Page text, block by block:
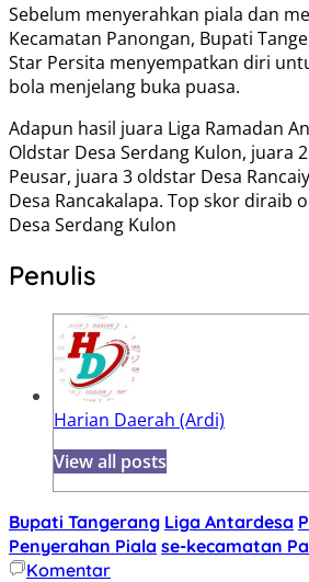
Sebelum menyerahkan piala dan
Kecamatan Panongan, Bupati
Star Persita menyempatkan diri
bola menjelang buka puasa.
Adapun hasil juara Liga Ramadan
Oldstar Desa Serdang Kulon, juara
Peusar, juara 3 oldstar Desa
Desa Rancakalapa. Top skor diraib
Desa Serdang Kulon
Penulis
Harian Daerah (Ardi)
View all posts
Bupati Tangerang Liga Antardesa
Penyerahan Piala se-kecamatan
Komentar